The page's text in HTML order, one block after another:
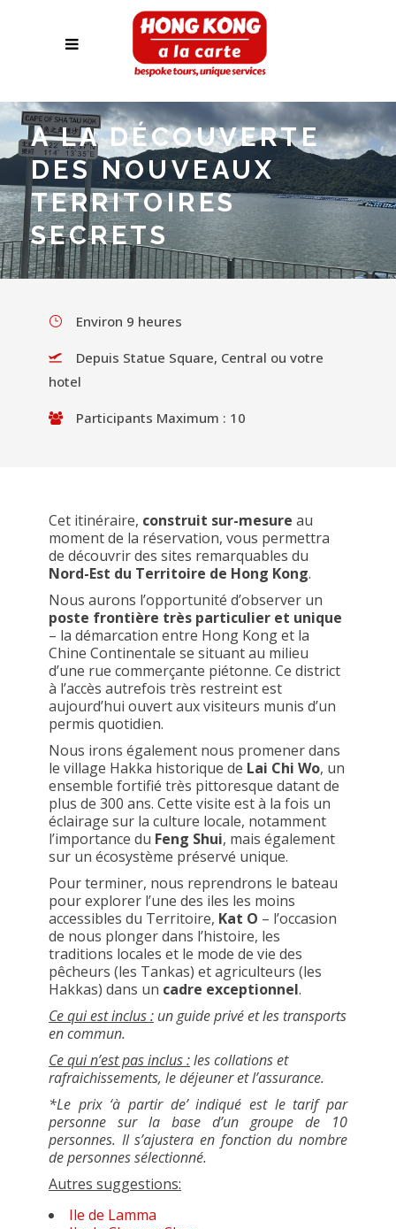
A LA DÉCOUVERTE
DES NOUVEAUX
TERRITOIRES
SECRETS
Environ 9 heures
Depuis Statue Square, Central ou votre
hotel
Participants Maximum : 10
Cet itinéraire, construit sur-mesure au
moment de la réservation, vous permettra
de découvrir des sites remarquables du
Nord-Est du Territoire de Hong Kong.
Nous aurons l’opportunité d’observer un
poste frontière très particulier et unique
– la démarcation entre Hong Kong et la
Chine Continentale se situant au milieu
d’une rue commerçante piétonne. Ce district
à l’accès autrefois très restreint est
aujourd’hui ouvert aux visiteurs munis d’un
permis quotidien.
Nous irons également nous promener dans
le village Hakka historique de Lai Chi Wo, un
ensemble fortifié très pittoresque datant de
plus de 300 ans. Cette visite est à la fois un
éclairage sur la culture locale, notamment
l’importance du Feng Shui, mais également
sur un écosystème préservé unique.
Pour terminer, nous reprendrons le bateau
pour explorer l’une des iles les moins
accessibles du Territoire, Kat O – l’occasion
de nous plonger dans l’histoire, les
traditions locales et le mode de vie des
pêcheurs (les Tankas) et agriculteurs (les
Hakkas) dans un cadre exceptionnel.
Ce qui est inclus : un guide privé et les transports
en commun.
Ce qui n’est pas inclus :les collations et
rafraichissements, le déjeuner et l’assurance.
*Le prix ‘à partir de’ indiqué est le tarif par
personne sur la base d’un groupe de 10
personnes. Il s’ajustera en fonction du nombre
de personnes sélectionné.
Autres suggestions:
Ile de Lamma